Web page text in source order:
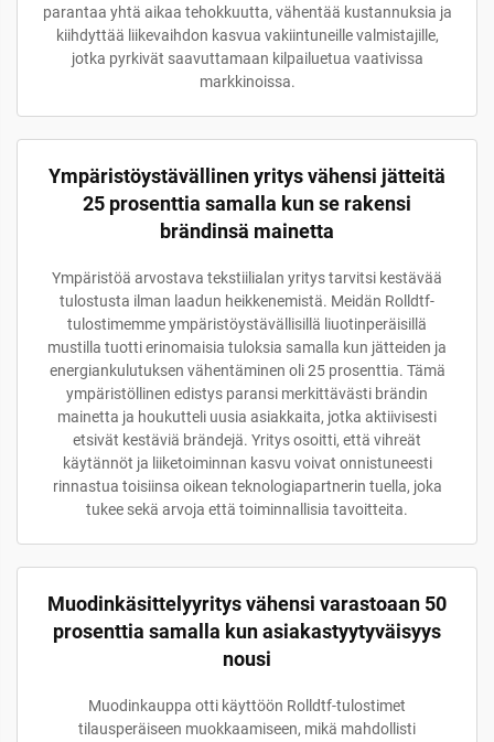
parantaa yhtä aikaa tehokkuutta, vähentää kustannuksia ja
kiihdyttää liikevaihdon kasvua vakiintuneille valmistajille,
jotka pyrkivät saavuttamaan kilpailuetua vaativissa
markkinoissa.
Ympäristöystävällinen yritys vähensi jätteitä
25 prosenttia samalla kun se rakensi
brändinsä mainetta
Ympäristöä arvostava tekstiilialan yritys tarvitsi kestävää
tulostusta ilman laadun heikkenemistä. Meidän Rolldtf-
tulostimemme ympäristöystävällisillä liuotinperäisillä
mustilla tuotti erinomaisia tuloksia samalla kun jätteiden ja
energiankulutuksen vähentäminen oli 25 prosenttia. Tämä
ympäristöllinen edistys paransi merkittävästi brändin
mainetta ja houkutteli uusia asiakkaita, jotka aktiivisesti
etsivät kestäviä brändejä. Yritys osoitti, että vihreät
käytännöt ja liiketoiminnan kasvu voivat onnistuneesti
rinnastua toisiinsa oikean teknologiapartnerin tuella, joka
tukee sekä arvoja että toiminnallisia tavoitteita.
Muodinkäsittelyyritys vähensi varastoaan 50
prosenttia samalla kun asiakastyytyväisyys
nousi
Muodinkauppa otti käyttöön Rolldtf-tulostimet
tilausperäiseen muokkaamiseen, mikä mahdollisti